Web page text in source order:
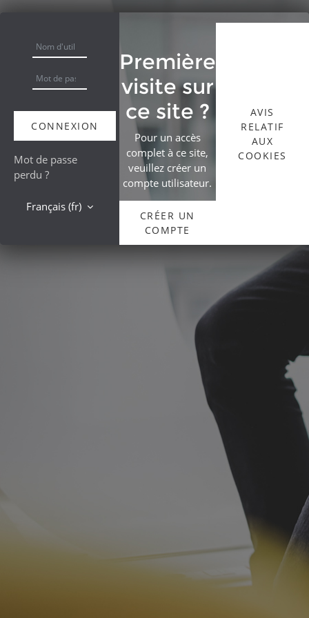
Nom d'utilisateur ou courriel
Mot de passe
CONNEXION
Mot de passe
perdu ?
Français ‎(fr)‎
Première
visite sur
ce site ?
Pour un accès
complet à ce site,
veuillez créer un
compte utilisateur.
CRÉER UN
COMPTE
AVIS
RELATIF
AUX
COOKIES